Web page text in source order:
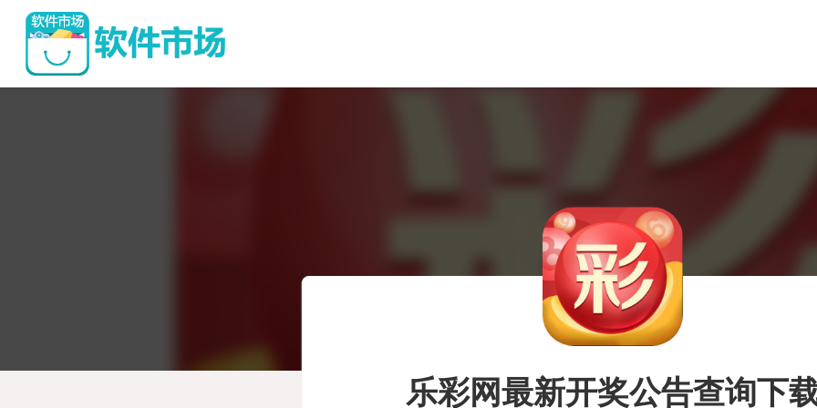
乐彩网最新开奖公告查询下